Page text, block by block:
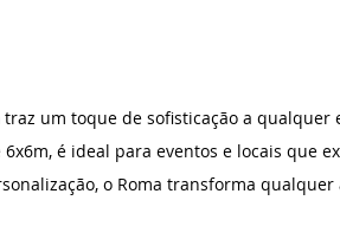
traz um toque de sofisticação a qualquer
é ideal para eventos e locais que
o Roma transforma